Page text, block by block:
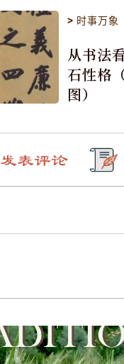
> 时事万象
从书法
石性格
图）
发表评论